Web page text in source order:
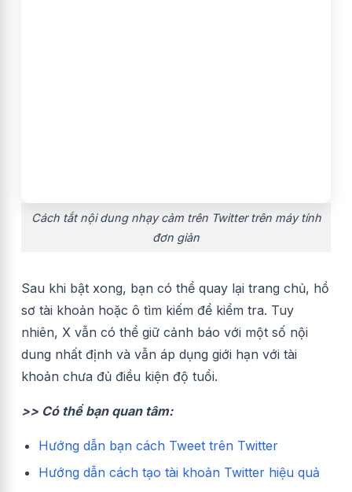
Cách tắt nội dung nhạy cảm trên Twitter trên máy tính
đơn giản
Sau khi bật xong, bạn có thể quay lại trang chủ, hồ
sơ tài khoản hoặc ô tìm kiếm để kiểm tra. Tuy
nhiên, X vẫn có thể giữ cảnh báo với một số nội
dung nhất định và vẫn áp dụng giới hạn với tài
khoản chưa đủ điều kiện độ tuổi.
>> Có thể bạn quan tâm:
Hướng dẫn bạn cách Tweet trên Twitter
Hướng dẫn cách tạo tài khoản Twitter hiệu quả